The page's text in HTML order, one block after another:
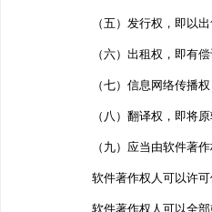
（五）发行权，即以
（六）出租权，即有
（七）信息网络传播
（八）翻译权，即将
（九）应当由软件著
软件著作权人可以许
软件著作权人可以全